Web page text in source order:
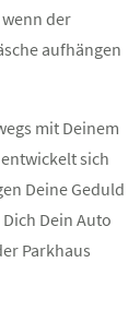
der
aufhängen
mit Deinem
sich
Deine Geduld
Dein Auto
Parkhaus